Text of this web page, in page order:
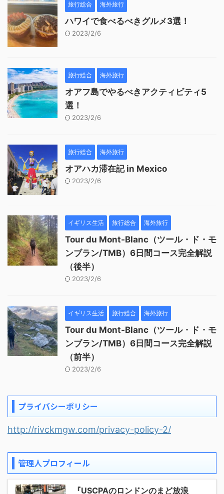
旅行総合 海外旅行
ハワイで食べるべきグルメ3選！
2023/2/6
旅行総合 海外旅行
オアフ島でやるべきアクティビティ5
選！
2023/2/6
旅行総合 海外旅行
オアハカ滞在記 in Mexico
2023/2/6
イギリス生活 旅行総合 海外旅行
Tour du Mont-Blanc（ツール・ド・モ
ンブラン/TMB）6日間コース完全解説
（後半）
2023/2/6
イギリス生活 旅行総合 海外旅行
Tour du Mont-Blanc（ツール・ド・モ
ンブラン/TMB）6日間コース完全解説
（前半）
2023/2/6
プライバシーポリシー
http://rivckmgw.com/privacy-policy-2/
管理人プロフィール
『USCPAのロンドンのまど放浪